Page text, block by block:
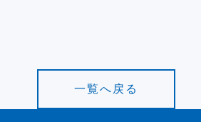
一覧へ戻る